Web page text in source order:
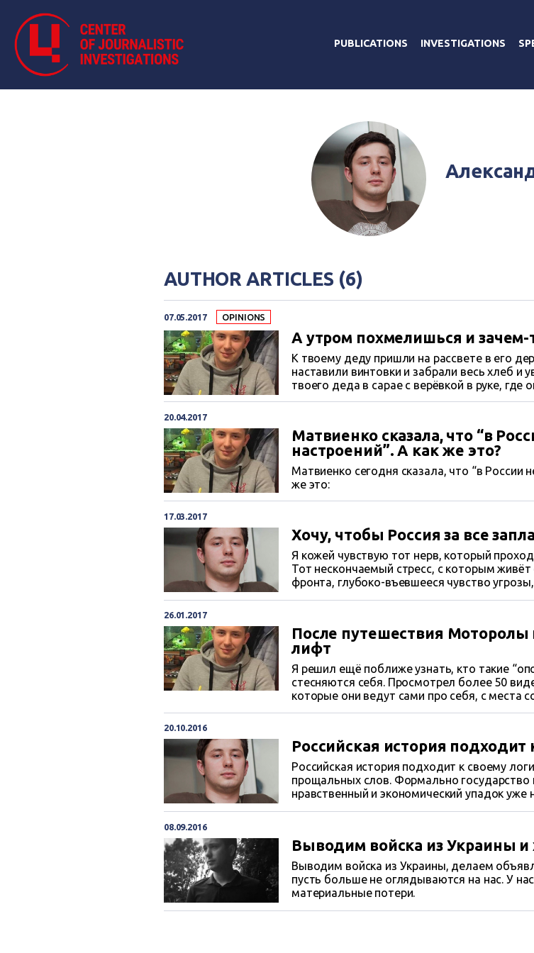
PUBLICATIONS INVESTIGATIONS
AUTHOR ARTICLES (6)
07.05.2017 OPINIONS
А утром похмелишься и
К твоему деду пришли на рассвете в его
наставили винтовки и забрали весь хлеб и
твоего деда в сарае с верёвкой в руке,
сожгли в этот же день.
20.04.2017
Матвиенко сказала, что “в
настроений”. А как же это?
Матвиенко сегодня сказала, что “в России
же это:
17.03.2017
Хочу, чтобы Россия за все
Я кожей чувствую тот нерв, который
Тот нескончаемый стресс, с которым
фронта, глубоко-въевшееся чувство
26.01.2017
После путешествия Моторолы
лифт
Я решил ещё поближе узнать, кто такие
стесняются себя. Просмотрел более 50
которые они ведут сами про себя, с места
20.10.2016
Российская история
Российская история подходит к своему
прощальных слов. Формально государство
нравственный и экономический упадок
08.09.2016
Выводим войска из Украины
Выводим войска из Украины, делаем
пусть больше не оглядываются на нас. У
материальные потери.